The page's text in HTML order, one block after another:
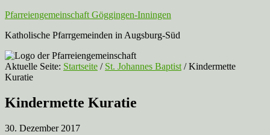
Pfarreiengemeinschaft Göggingen-Inningen
Katholische Pfarrgemeinden in Augsburg-Süd
Aktuelle Seite: Startseite / St. Johannes Baptist /Kindermette
Kuratie
Kindermette Kuratie
30. Dezember 2017